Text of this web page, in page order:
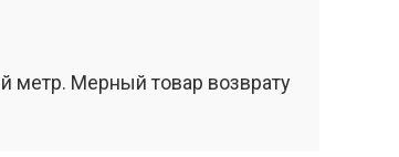
метр. Мерный товар возврату